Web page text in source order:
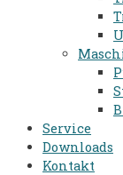
Service
Downloads
Kontakt